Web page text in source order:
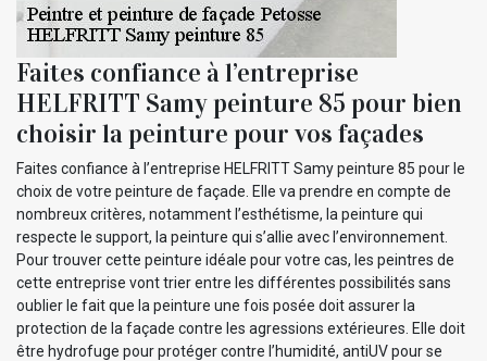
Faites confiance à l’entreprise
HELFRITT Samy peinture 85 pour bien
choisir la peinture pour vos façades
Faites confiance à l’entreprise HELFRITT Samy peinture 85 pour le
choix de votre peinture de façade. Elle va prendre en compte de
nombreux critères, notamment l’esthétisme, la peinture qui
respecte le support, la peinture qui s’allie avec l’environnement.
Pour trouver cette peinture idéale pour votre cas, les peintres de
cette entreprise vont trier entre les différentes possibilités sans
oublier le fait que la peinture une fois posée doit assurer la
protection de la façade contre les agressions extérieures. Elle doit
être hydrofuge pour protéger contre l’humidité, antiUV pour se